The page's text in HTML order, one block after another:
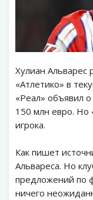
Хулиан Альварес
«Атлетико» в
«Реал» объявил
150 млн евро. Но
игрока.
Как пишет
Альвареса. Но
предложений по
ничего